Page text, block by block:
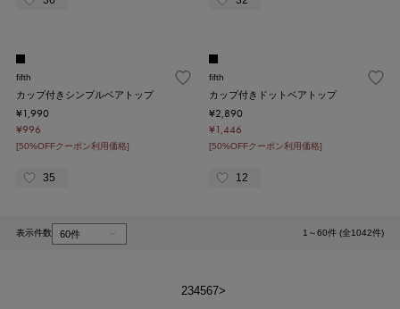
fifth
カップ付きシンプルベアトップ
¥1,990
¥996
[50%OFFクーポン利用価格]
35
fifth
カップ付きドットベアトップ
¥2,890
¥1,446
[50%OFFクーポン利用価格]
12
表示件数 1～60件 (全1042件)
234567>